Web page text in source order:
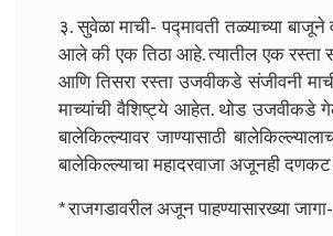
३. सुवेळा माची- पद्मावती तळ्याच्या
आले की एक तिठा आहे. त्यातील एक रस्ता
आणि तिसरा रस्ता उजवीकडे संजीवनी
माच्यांची वैशिष्ट्ये आहेत. थोड उजवीकडे
बालेकिल्ल्यावर जाण्यासाठी
बालेकिल्ल्याचा महादरवाजा अजूनही
* राजगडावरील अजून पाहण्यासारख्या जागा-